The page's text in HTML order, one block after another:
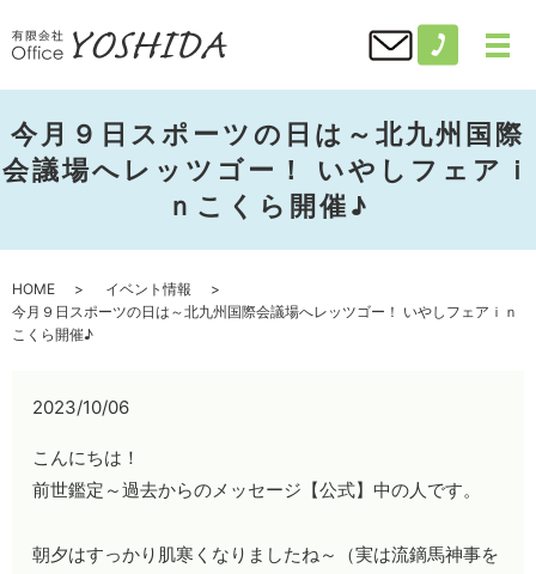
今月９日スポーツの日は～北九州国際
会議場へレッツゴー！ いやしフェアｉ
ｎこくら開催♪
HOME
イベント情報
今月９日スポーツの日は～北九州国際会議場へレッツゴー！ いやしフェアｉｎ
こくら開催♪
2023/10/06
こんにちは！
前世鑑定～過去からのメッセージ【公式】中の人です。
朝夕はすっかり肌寒くなりましたね～（実は流鏑馬神事を